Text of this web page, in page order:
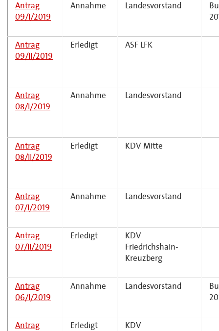
Antrag
09/I/2019
Annahme Landesvorstand
Antrag
09/II/2019
Erledigt ASF LFK
Antrag
08/I/2019
Annahme Landesvorstand
Antrag
08/II/2019
Erledigt KDV Mitte
Antrag
07/I/2019
Annahme Landesvorstand
Antrag
07/II/2019
Erledigt
KDV
Friedrichshain-
Kreuzberg
Antrag
06/I/2019
Annahme Landesvorstand
Antrag
Erledigt
KDV